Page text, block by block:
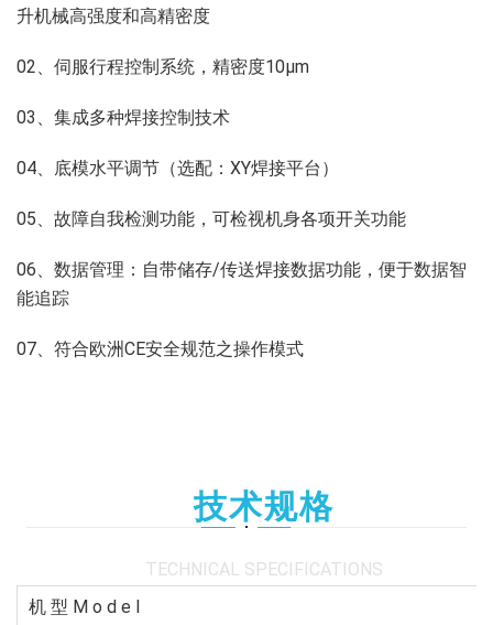
升机械高强度和高精密度
02、伺服行程控制系统，精密度10μm
03、集成多种焊接控制技术
04、底模水平调节（选配：XY焊接平台）
05、故障自我检测功能，可检视机身各项开关功能
06、数据管理：自带储存/传送焊接数据功能，便于数据智
能追踪
07、符合欧洲CE安全规范之操作模式
技术规格
TECHNICAL SPECIFICATIONS
机 型 M o d e l